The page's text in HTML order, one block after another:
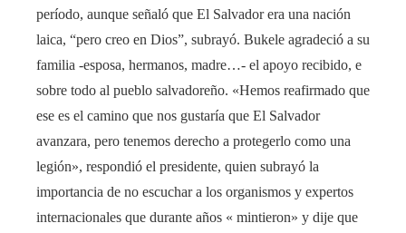
período, aunque señaló que El Salvador era una nación
laica, “pero creo en Dios”, subrayó. Bukele agradeció a su
familia -esposa, hermanos, madre…- el apoyo recibido, e
sobre todo al pueblo salvadoreño. «Hemos reafirmado que
ese es el camino que nos gustaría que El Salvador
avanzara, pero tenemos derecho a protegerlo como una
legión», respondió el presidente, quien subrayó la
importancia de no escuchar a los organismos y expertos
internacionales que durante años « mintieron» y dije que